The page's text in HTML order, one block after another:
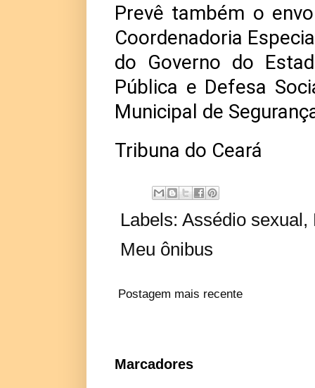
Prevê também o
Coordenadoria
do Governo do
Pública e Defesa
Municipal de
Tribuna do Ceará
Labels: Assédio sexual,
Meu ônibus
Postagem mais recente
Marcadores